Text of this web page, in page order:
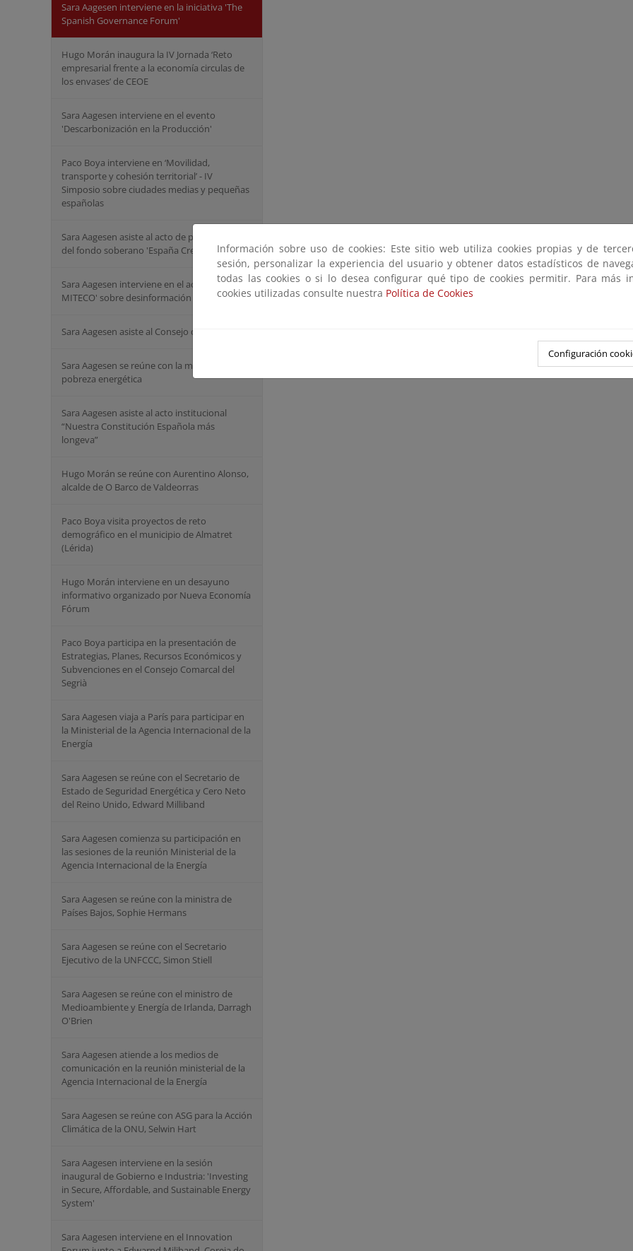
Sara Aagesen interviene en la iniciativa 'The
Spanish Governance Forum'
Hugo Morán inaugura la IV Jornada ‘Reto
empresarial frente a la economía circulas de
los envases’ de CEOE
Sara Aagesen interviene en el evento
'Descarbonización en la Producción'
Paco Boya interviene en ‘Movilidad,
transporte y cohesión territorial’ - IV
Simposio sobre ciudades medias y pequeñas
españolas
Sara Aagesen asiste al acto de presentación
del fondo soberano 'España Crece'
Sara Aagesen interviene en el acto 'Tribuna
MITECO' sobre desinformación climática
Sara Aagesen asiste al Consejo de Ministros
Sara Aagesen se reúne con la mesa social de
pobreza energética
Sara Aagesen asiste al acto institucional
“Nuestra Constitución Española más
longeva”
Hugo Morán se reúne con Aurentino Alonso,
alcalde de O Barco de Valdeorras
Paco Boya visita proyectos de reto
demográfico en el municipio de Almatret
(Lérida)
Hugo Morán interviene en un desayuno
informativo organizado por Nueva Economía
Fórum
Paco Boya participa en la presentación de
Estrategias, Planes, Recursos Económicos y
Subvenciones en el Consejo Comarcal del
Segrià
Sara Aagesen viaja a París para participar en
la Ministerial de la Agencia Internacional de la
Energía
Sara Aagesen se reúne con el Secretario de
Estado de Seguridad Energética y Cero Neto
del Reino Unido, Edward Milliband
Sara Aagesen comienza su participación en
las sesiones de la reunión Ministerial de la
Agencia Internacional de la Energía
Sara Aagesen se reúne con la ministra de
Países Bajos, Sophie Hermans
Sara Aagesen se reúne con el Secretario
Ejecutivo de la UNFCCC, Simon Stiell
Sara Aagesen se reúne con el ministro de
Medioambiente y Energía de Irlanda, Darragh
O'Brien
Sara Aagesen atiende a los medios de
comunicación en la reunión ministerial de la
Agencia Internacional de la Energía
Sara Aagesen se reúne con ASG para la Acción
Climática de la ONU, Selwin Hart
Sara Aagesen interviene en la sesión
inaugural de Gobierno e Industria: 'Investing
in Secure, Affordable, and Sustainable Energy
System'
Sara Aagesen interviene en el Innovation
Información sobre uso de cookies: Este sitio web utiliza cookies propias y de
sesión, personalizar la experiencia del usuario y obtener datos estadísticos de
todas las cookies o si lo desea configurar qué tipo de cookies permitir. Para más
cookies utilizadas consulte nuestra Política de Cookies
Configuración